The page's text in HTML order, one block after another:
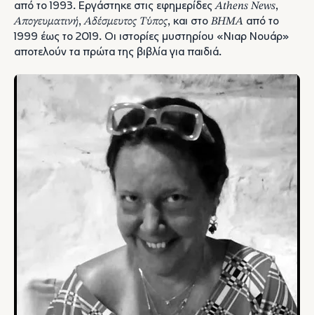
από το 1993. Εργάστηκε στις εφημερίδεςAthens News,
Απογευματινή,Αδέσμευτος Τύπος, και στο ΒΗΜΑ από το
1999 έως το 2019. Οι ιστορίες μυστηρίου «Νιαρ Νουάρ»
αποτελούν τα πρώτα της βιβλία για παιδιά.